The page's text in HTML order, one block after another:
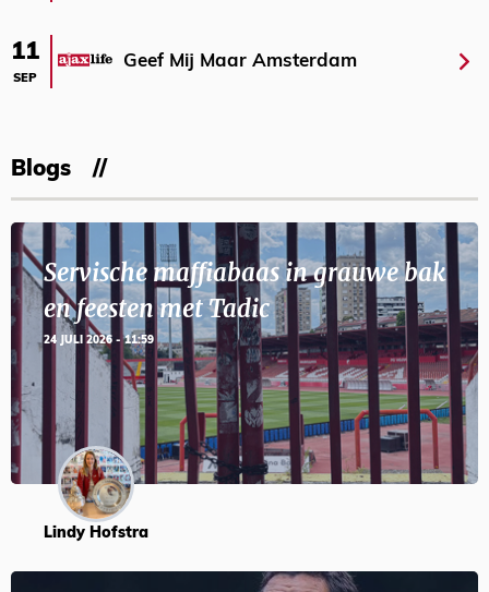
11
SEP
Geef Mij Maar Amsterdam
Blogs
Servische maffiabaas in grauwe bak
en feesten met Tadic
24 JULI 2026 - 11:59
Lindy Hofstra